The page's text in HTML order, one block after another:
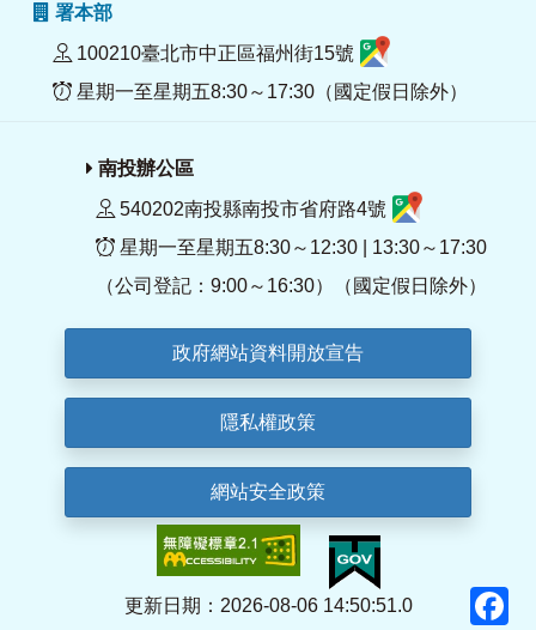
署本部
100210臺北市中正區福州街15號
星期一至星期五8:30～17:30（國定假日除外）
南投辦公區
540202南投縣南投市省府路4號
星期一至星期五8:30～12:30 | 13:30～17:30
（公司登記：9:00～16:30）（國定假日除外）
政府網站資料開放宣告
隱私權政策
網站安全政策
更新日期：2026-08-06 14:50:51.0